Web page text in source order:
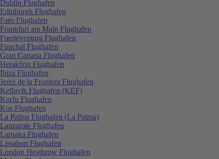
Dublin Flughafen
Edinburgh Flughafen
Faro Flughafen
Frankfurt am Main Flughafen
Fuerteventura Flughafen
Funchal Flughafen
Gran Canaria Flughafen
Heraklion Flughafen
Ibiza Flughafen
Jerez de la Frontera Flughafen
Keflavik Flughafen (KEF)
Korfu Flughafen
Kos Flughafen
La Palma Flughafen (La Palma)
Lanzarote Flughafen
Larnaka Flughafen
Lissabon Flughafen
London Heathrow Flughafen